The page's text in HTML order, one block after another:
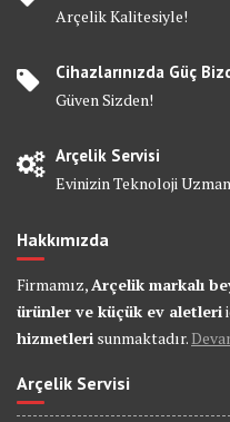
Arçelik Kalitesiyle!
Cihazlarınızda Güç
Güven Sizden!
Arçelik Servisi
Evinizin Teknoloji
Hakkımızda
Firmamız, Arçelik markalı
ürünler ve küçük ev aletleri
hizmetleri sunmaktadır.
Arçelik Servisi